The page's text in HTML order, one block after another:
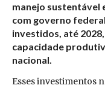
manejo sustentável
com governo
investidos, até
capacidade
nacional.
Esses investimentos